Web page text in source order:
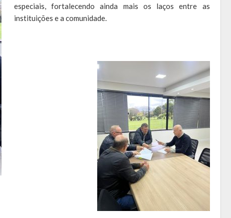
especiais, fortalecendo ainda mais os laços entre as
instituições e a comunidade.